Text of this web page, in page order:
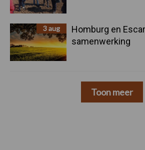
3 aug
Homburg en
samenwerking
Toon meer